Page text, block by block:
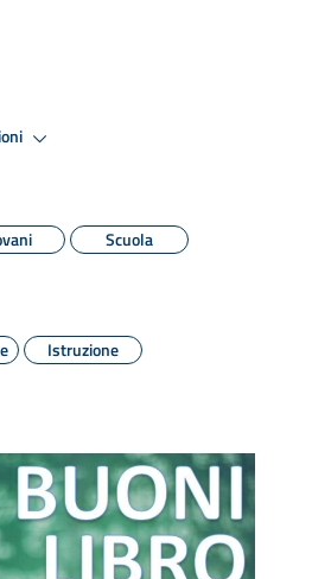
Scuola
Istruzione